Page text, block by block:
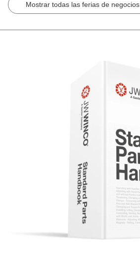
Mostrar todas las ferias de negocios